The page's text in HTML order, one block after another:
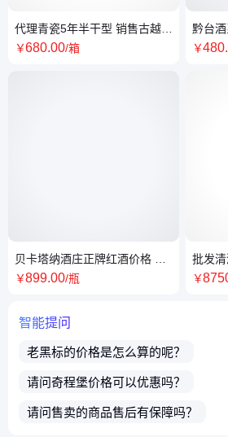
代理青瓷5年半干型 销售古越龙
山黄酒 上海经销商
￥680.00/箱
贝卡塔纳酒庄正牌红酒价格 各
￥899.00/瓶
黔台酒
单瓶
￥480
批发清
大吟
￥
智能提问
老黑标的价格是怎么算的呢？
请问奇程堡价格可以优惠吗？
请问售卖的商品售后有保障吗？